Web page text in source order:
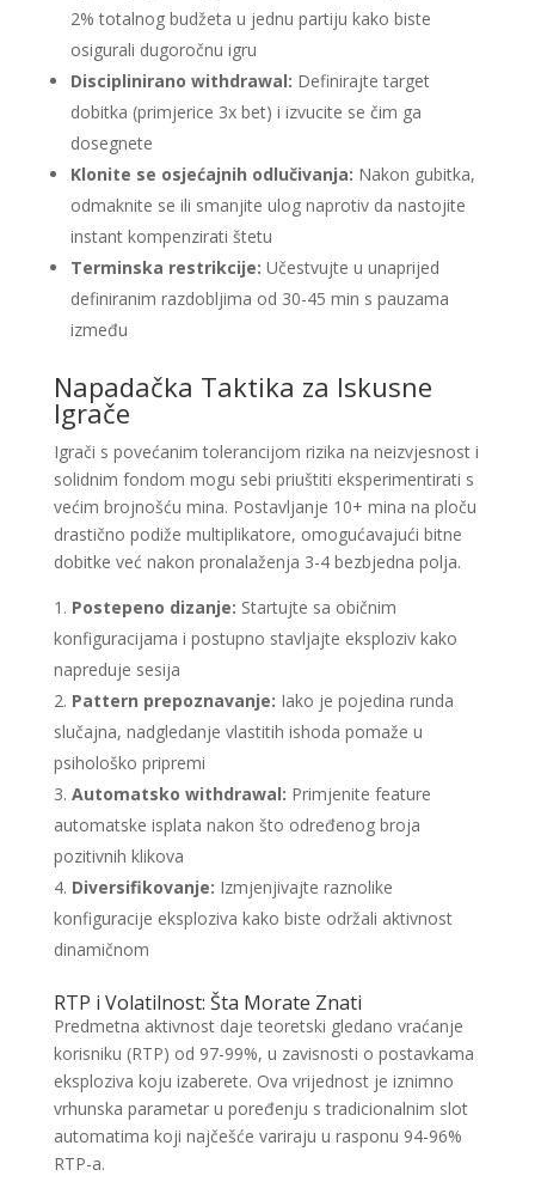
2% totalnog budžeta u jednu partiju kako biste
osigurali dugoročnu igru
Disciplinirano withdrawal: Definirajte target
dobitka (primjerice 3x bet) i izvucite se čim ga
dosegnete
Klonite se osjećajnih odlučivanja: Nakon gubitka,
odmaknite se ili smanjite ulog naprotiv da nastojite
instant kompenzirati štetu
Terminska restrikcije: Učestvujte u unaprijed
definiranim razdobljima od 30-45 min s pauzama
između
Napadačka Taktika za Iskusne
Igrače
Igrači s povećanim tolerancijom rizika na neizvjesnost i
solidnim fondom mogu sebi priuštiti eksperimentirati s
većim brojnošću mina. Postavljanje 10+ mina na ploču
drastično podiže multiplikatore, omogućavajući bitne
dobitke već nakon pronalaženja 3-4 bezbjedna polja.
Postepeno dizanje: Startujte sa običnim
konfiguracijama i postupno stavljajte eksploziv kako
napreduje sesija
Pattern prepoznavanje: Iako je pojedina runda
slučajna, nadgledanje vlastitih ishoda pomaže u
psihološko pripremi
Automatsko withdrawal: Primjenite feature
automatske isplata nakon što određenog broja
pozitivnih klikova
Diversifikovanje: Izmjenjivajte raznolike
konfiguracije eksploziva kako biste održali aktivnost
dinamičnom
RTP i Volatilnost: Šta Morate Znati
Predmetna aktivnost daje teoretski gledano vraćanje
korisniku (RTP) od 97-99%, u zavisnosti o postavkama
eksploziva koju izaberete. Ova vrijednost je iznimno
vrhunska parametar u poređenju s tradicionalnim slot
automatima koji najčešće variraju u rasponu 94-96%
RTP-a.